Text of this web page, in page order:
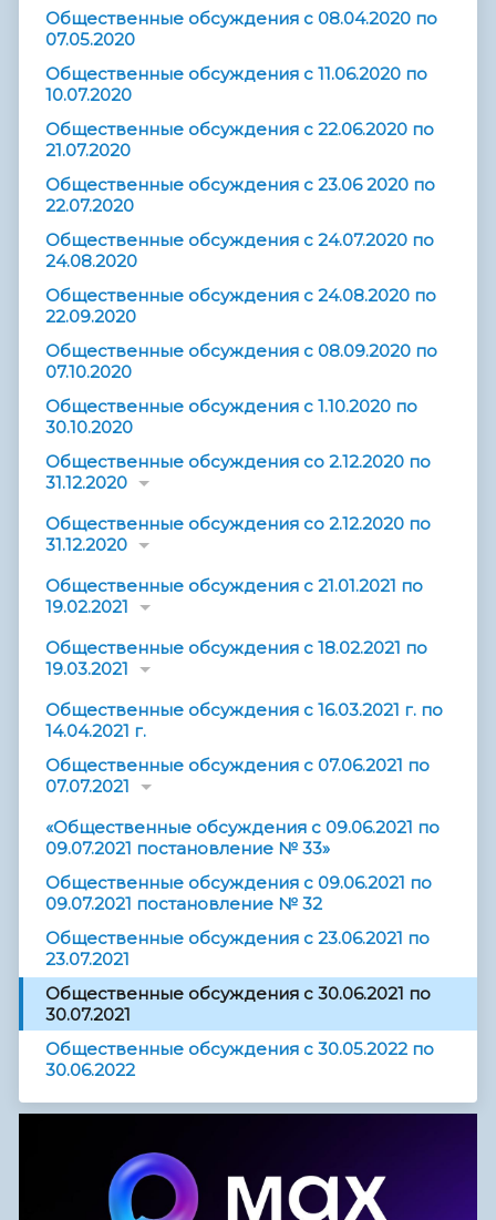
Общественные обсуждения с 08.04.2020 по
07.05.2020
Общественные обсуждения с 11.06.2020 по
10.07.2020
Общественные обсуждения с 22.06.2020 по
21.07.2020
Общественные обсуждения с 23.06 2020 по
22.07.2020
Общественные обсуждения с 24.07.2020 по
24.08.2020
Общественные обсуждения с 24.08.2020 по
22.09.2020
Общественные обсуждения с 08.09.2020 по
07.10.2020
Общественные обсуждения с 1.10.2020 по
30.10.2020
Общественные обсуждения со 2.12.2020 по
31.12.2020
Общественные обсуждения со 2.12.2020 по
31.12.2020
Общественные обсуждения с 21.01.2021 по
19.02.2021
Общественные обсуждения с 18.02.2021 по
19.03.2021
Общественные обсуждения с 16.03.2021 г. по
14.04.2021 г.
Общественные обсуждения с 07.06.2021 по
07.07.2021
«Общественные обсуждения с 09.06.2021 по
09.07.2021 постановление № 33»
Общественные обсуждения с 09.06.2021 по
09.07.2021 постановление № 32
Общественные обсуждения с 23.06.2021 по
23.07.2021
Общественные обсуждения с 30.06.2021 по
30.07.2021
Общественные обсуждения с 30.05.2022 по
30.06.2022